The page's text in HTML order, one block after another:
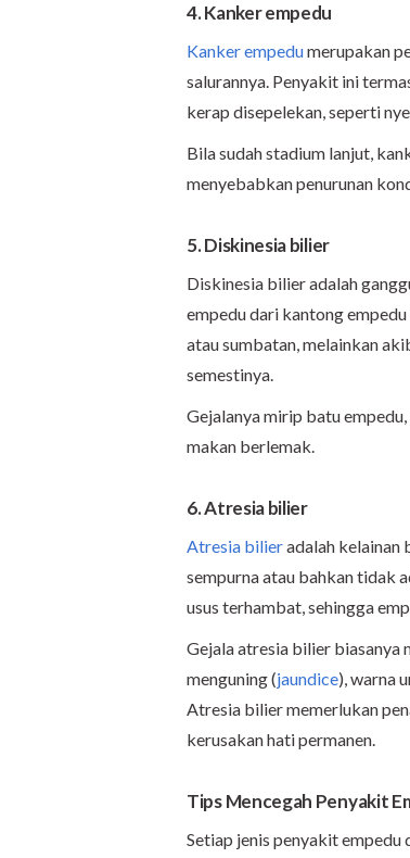
4. Kanker empedu
Kanker empedumerupakan
salurannya. Penyakit ini
kerap disepelekan, seperti
Bila sudah stadium lanjut,
menyebabkan penurunan
5. Diskinesia bilier
Diskinesia bilier adalah
empedu dari kantong
atau sumbatan, melainkan
semestinya.
Gejalanya mirip batu
makan berlemak.
6. Atresia bilier
Atresia bilieradalah kelainan
sempurna atau bahkan tidak
usus terhambat, sehingga
Gejala atresia bilier biasanya
menguning (jaundice), warna
Atresia bilier memerlukan
kerusakan hati permanen.
Tips Mencegah Penyakit
Setiap jenis penyakit empedu